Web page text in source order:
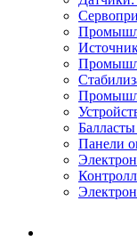
Панели